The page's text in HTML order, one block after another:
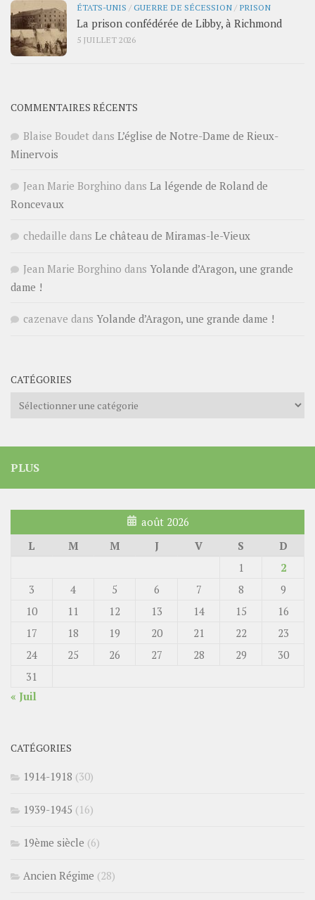
ÉTATS-UNIS /GUERRE DE SÉCESSION / PRISON
La prison confédérée de Libby, à Richmond
5 JUILLET 2026
COMMENTAIRES RÉCENTS
Blaise Boudet dans L’église de Notre-Dame de Rieux-
Minervois
Jean Marie Borghino dans La légende de Roland de
Roncevaux
chedaille dans Le château de Miramas-le-Vieux
Jean Marie Borghino dans Yolande d’Aragon, une grande
dame !
cazenave dans Yolande d’Aragon, une grande dame !
CATÉGORIES
Catégories
PLUS
août 2026
L
M M J V S
D
1
2
3
4 5 6 7 8
9
10
11 12 13 14 15
16
17
18 19 20 21 22
23
24
25 26 27 28 29
30
31
« Juil
CATÉGORIES
1914-1918 (30)
1939-1945 (16)
19ème siècle (6)
Ancien Régime (28)